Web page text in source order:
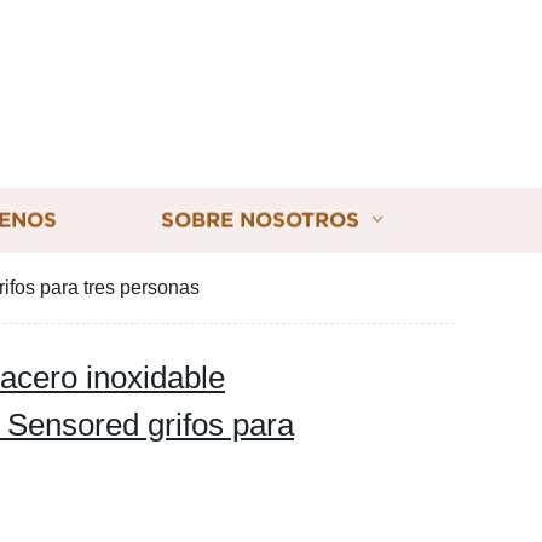
SOBRE NOSOTROS
para tres personas
inoxidable
grifos para